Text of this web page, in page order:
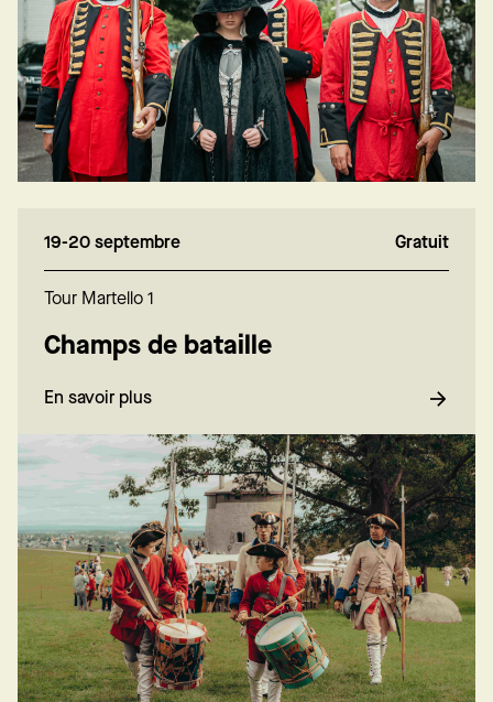
19-20 septembre Gratuit
Tour Martello 1
Champs de bataille
En savoir plus